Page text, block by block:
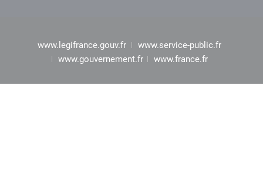
www.legifrance.gouv.fr
www.service-public.fr
www.gouvernement.fr
www.france.fr